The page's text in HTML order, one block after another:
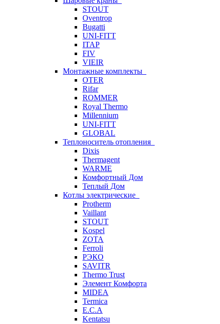
STOUT
Oventrop
Bugatti
UNI-FITT
ITAP
FIV
VIEIR
Монтажные комплекты
OTER
Rifar
ROMMER
Royal Thermo
Millennium
UNI-FITT
GLOBAL
Теплоноситель отопления
Dixis
Thermagent
WARME
Комфортный Дом
Теплый Дом
Котлы электрические
Protherm
Vaillant
STOUT
Kospel
ZOTA
Ferroli
РЭКО
SAVITR
Thermo Trust
Элемент Комфорта
MIDEA
Termica
E.C.A
Kentatsu